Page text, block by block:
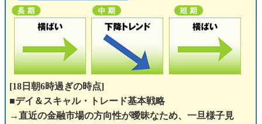
[18日朝6時過ぎの時点]
■デイ＆スキャル・トレード基本戦略
→直近の金融市場の方向性が曖昧なため、一旦様子見